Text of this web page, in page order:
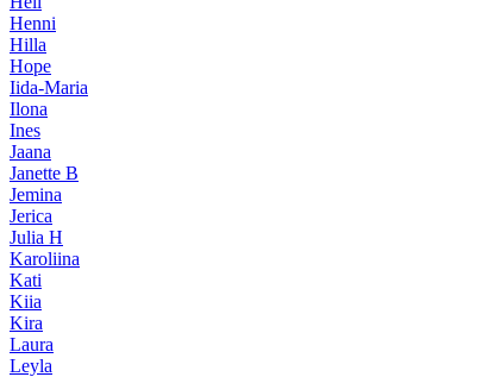
Henni
Hilla
Hope
Iida-Maria
Ilona
Ines
Jaana
Janette B
Jemina
Jerica
Julia H
Karoliina
Kati
Kiia
Kira
Laura
Leyla